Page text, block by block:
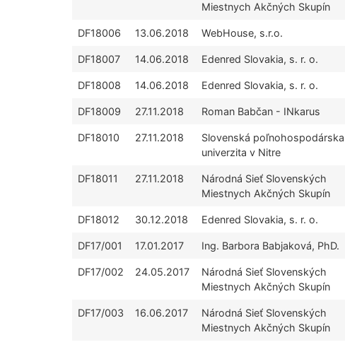
Miestnych Akčných Skupín
DF18006 13.06.2018 WebHouse, s.r.o.
DF18007 14.06.2018 Edenred Slovakia, s. r. o.
DF18008 14.06.2018 Edenred Slovakia, s. r. o.
DF18009 27.11.2018 Roman Babčan - INkarus
DF18010 27.11.2018
Slovenská poľnohospodárska
univerzita v Nitre
DF18011 27.11.2018
Národná Sieť Slovenských
Miestnych Akčných Skupín
DF18012 30.12.2018 Edenred Slovakia, s. r. o.
DF17/001 17.01.2017 Ing. Barbora Babjaková, PhD.
DF17/002 24.05.2017
Národná Sieť Slovenských
Miestnych Akčných Skupín
DF17/003 16.06.2017
Národná Sieť Slovenských
Miestnych Akčných Skupín